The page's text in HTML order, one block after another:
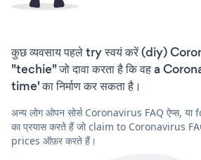
कुछ व्यवसाय पहले try स्वयं करें (diy)
"techie" जो दावा करता है कि वह a
time' का निर्माण कर सकता है।
अन्य लोग ओपन सोर्स Coronavirus FAQ ऐप्स,
का प्रयास करते हैं जो claim to Coronavirus
prices ऑफ़र करते हैं।